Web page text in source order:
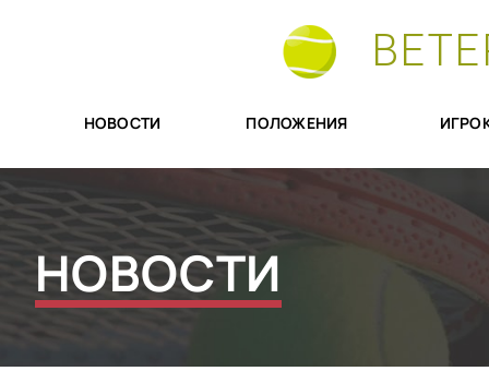
НОВОСТИ ПОЛОЖЕНИЯ
НОВОСТИ